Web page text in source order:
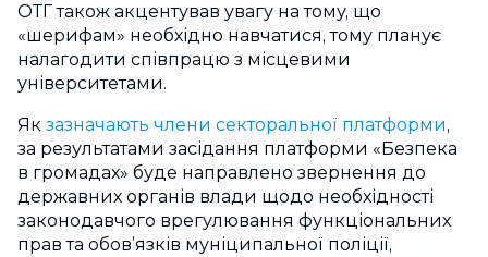
ОТГ також акцентував увагу на тому, що
«шерифам» необхідно навчатися, тому планує
налагодити співпрацю з місцевими
університетами.
Як зазначають члени секторальної платформи,
за результатами засідання платформи «Безпека
в громадах» буде направлено звернення до
державних органів влади щодо необхідності
законодавчого врегулювання функціональних
прав та обов’язків муніципальної поліції,